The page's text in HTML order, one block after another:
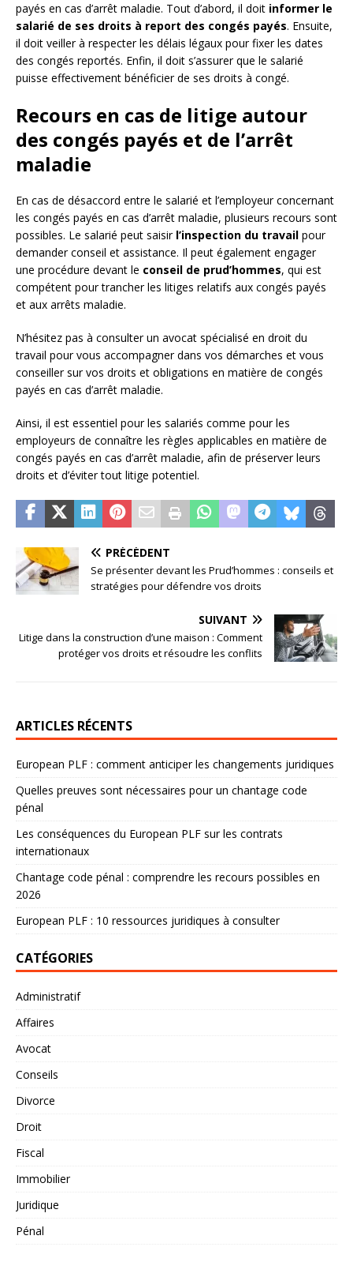
payés en cas d’arrêt maladie. Tout d’abord, il doit informer le
salarié de ses droits à report des congés payés. Ensuite,
il doit veiller à respecter les délais légaux pour fixer les dates
des congés reportés. Enfin, il doit s’assurer que le salarié
puisse effectivement bénéficier de ses droits à congé.
Recours en cas de litige autour
des congés payés et de l’arrêt
maladie
En cas de désaccord entre le salarié et l’employeur concernant
les congés payés en cas d’arrêt maladie, plusieurs recours sont
possibles. Le salarié peut saisir l’inspection du travail pour
demander conseil et assistance. Il peut également engager
une procédure devant le conseil de prud’hommes, qui est
compétent pour trancher les litiges relatifs aux congés payés
et aux arrêts maladie.
N’hésitez pas à consulter un avocat spécialisé en droit du
travail pour vous accompagner dans vos démarches et vous
conseiller sur vos droits et obligations en matière de congés
payés en cas d’arrêt maladie.
Ainsi, il est essentiel pour les salariés comme pour les
employeurs de connaître les règles applicables en matière de
congés payés en cas d’arrêt maladie, afin de préserver leurs
droits et d’éviter tout litige potentiel.
PRÉCÉDENT
Se présenter devant les Prud’hommes : conseils et
stratégies pour défendre vos droits
SUIVANT
Litige dans la construction d’une maison : Comment
protéger vos droits et résoudre les conflits
ARTICLES RÉCENTS
European PLF : comment anticiper les changements juridiques
Quelles preuves sont nécessaires pour un chantage code
pénal
Les conséquences du European PLF sur les contrats
internationaux
Chantage code pénal : comprendre les recours possibles en
2026
European PLF : 10 ressources juridiques à consulter
CATÉGORIES
Administratif
Affaires
Avocat
Conseils
Divorce
Droit
Fiscal
Immobilier
Juridique
Pénal